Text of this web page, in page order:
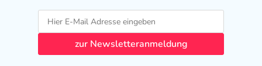
zur Newsletteranmeldung